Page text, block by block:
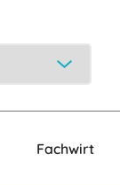
Fachwirt